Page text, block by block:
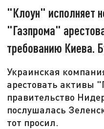
"Клоун" исполняет
"Газпрома"
требованию Киева.
Украинская
арестовать активы
правительство
послушалась
тот просил.